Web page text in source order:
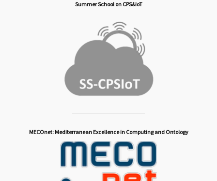
Summer School on CPS&IoT
MECOnet: Mediterranean Excellence in Computing and Ontology